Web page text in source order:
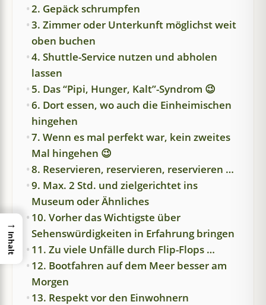
2. Gepäck schrumpfen
3. Zimmer oder Unterkunft möglichst weit
oben buchen
4. Shuttle-Service nutzen und abholen
lassen
5. Das “Pipi, Hunger, Kalt”-Syndrom 😉
6. Dort essen, wo auch die Einheimischen
hingehen
7. Wenn es mal perfekt war, kein zweites
Mal hingehen 😉
8. Reservieren, reservieren, reservieren …
9. Max. 2 Std. und zielgerichtet ins
Museum oder Ähnliches
10. Vorher das Wichtigste über
Sehenswürdigkeiten in Erfahrung bringen
11. Zu viele Unfälle durch Flip-Flops …
12. Bootfahren auf dem Meer besser am
Morgen
13. Respekt vor den Einwohnern
→
Inhalt